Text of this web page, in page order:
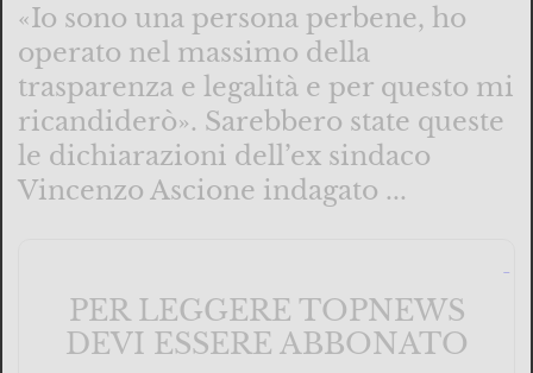
«Io sono una persona perbene, ho
operato nel massimo della
trasparenza e legalità e per questo mi
ricandiderò». Sarebbero state queste
le dichiarazioni dell’ex sindaco
Vincenzo Ascione indagato ...
PER LEGGERE TOPNEWS
DEVI ESSERE ABBONATO